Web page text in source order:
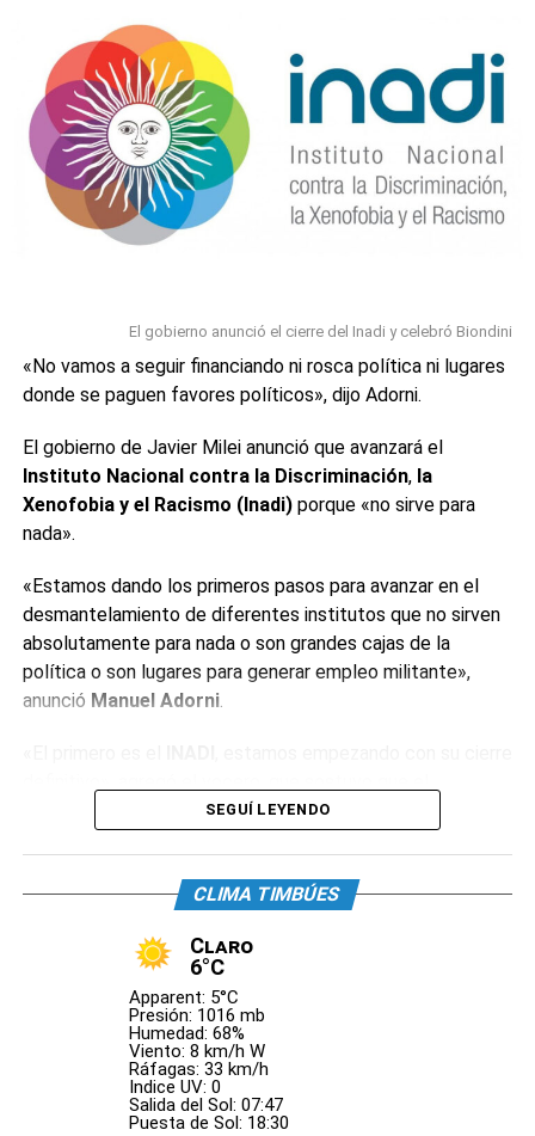
La costumbre también es común entre los miembros de la
Iglesia ortodoxa siria, la Iglesia maronita siria y la Iglesia
apostólica armenia.
Latradición de los huevos de Pascuaestá muy
arraigada en este día y su origen está en que entre los
siglos IX y XVIII se prohibía comer huevos durante la
Semana Santa, cuando la prohibición religiosa decaía.
0 0
El gobierno anunció el cierre del Inadi y celebró Biondini
«No vamos a seguir financiando ni rosca política ni lugares
donde se paguen favores políticos», dijo Adorni.
El gobierno de Javier Milei anunció que avanzará el
Instituto Nacional contra la Discriminación, la
Xenofobia y el Racismo (Inadi)porque «no sirve para
nada».
«Estamos dando los primeros pasos para avanzar en el
desmantelamiento de diferentes institutos que no sirven
absolutamente para nada o son grandes cajas de la
política o son lugares para generar empleo militante»,
anunció Manuel Adorni.
organismo «tiene alrededor de 400 empleados y decenas
idoneidad», reconoció.
El dirigente neonazi Alejandro Biondini
«La primera medida con la que estoy de acuerdo. Hasta
INADIsólo había servido para perseguir al
Nacionalismo y otras expresiones. Era una herramienta
para coartar la libertad de opinión en forma arbitraria y
selectiva. Me alegra que lo desmantelen», dijo
SEGUÍ LEYENDO
CLIMA TIMBÚES
Claro
6°C
Apparent: 5°C
Presión: 1016 mb
Humedad: 68%
Viento: 8 km/h W
Ráfagas: 33 km/h
Indice UV: 0
Salida del Sol: 07:47
Puesta de Sol: 18:30